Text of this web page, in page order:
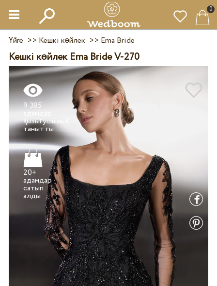
0
Үйге >> Кешкі көйлек >> Ema Bride
Кешкі көйлек Ema Bride V-270
9 385
адамдар
қызығушылық
танытты
20+
адамдар
сатып